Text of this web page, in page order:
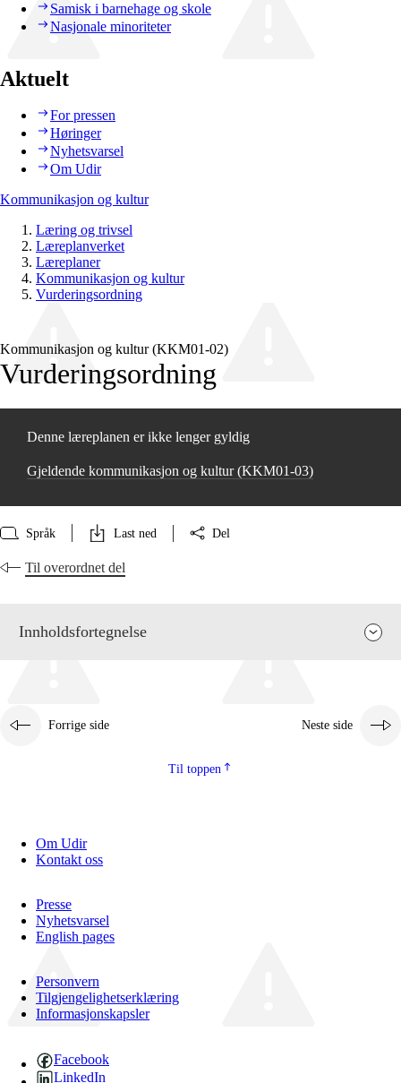
Samisk i barnehage og skole
Nasjonale minoriteter
Aktuelt
For pressen
Høringer
Nyhetsvarsel
Om Udir
Kommunikasjon og kultur
Læring og trivsel
Læreplanverket
Læreplaner
Kommunikasjon og kultur
Vurderingsordning
Kommunikasjon og kultur (KKM01‑02)
Vurderingsordning
Denne læreplanen er ikke lenger gyldig
Gjeldende kommunikasjon og kultur (KKM01‑03)
Språk Last ned Del
Til overordnet del
Innholdsfortegnelse
Fagenes relevans og sentrale verdier
Tverrfaglige temaer
Forrige side Neste side
Til toppen
Om Udir
Kontakt oss
Presse
Nyhetsvarsel
English pages
Personvern
Tilgjengelighetserklæring
Informasjonskapsler
Facebook
LinkedIn